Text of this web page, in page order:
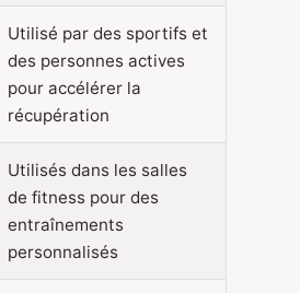
Utilisé par des sportifs et
des personnes actives
pour accélérer la
récupération
Utilisés dans les salles
de fitness pour des
entraînements
personnalisés